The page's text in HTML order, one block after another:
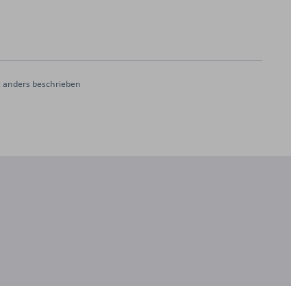
beschrieben